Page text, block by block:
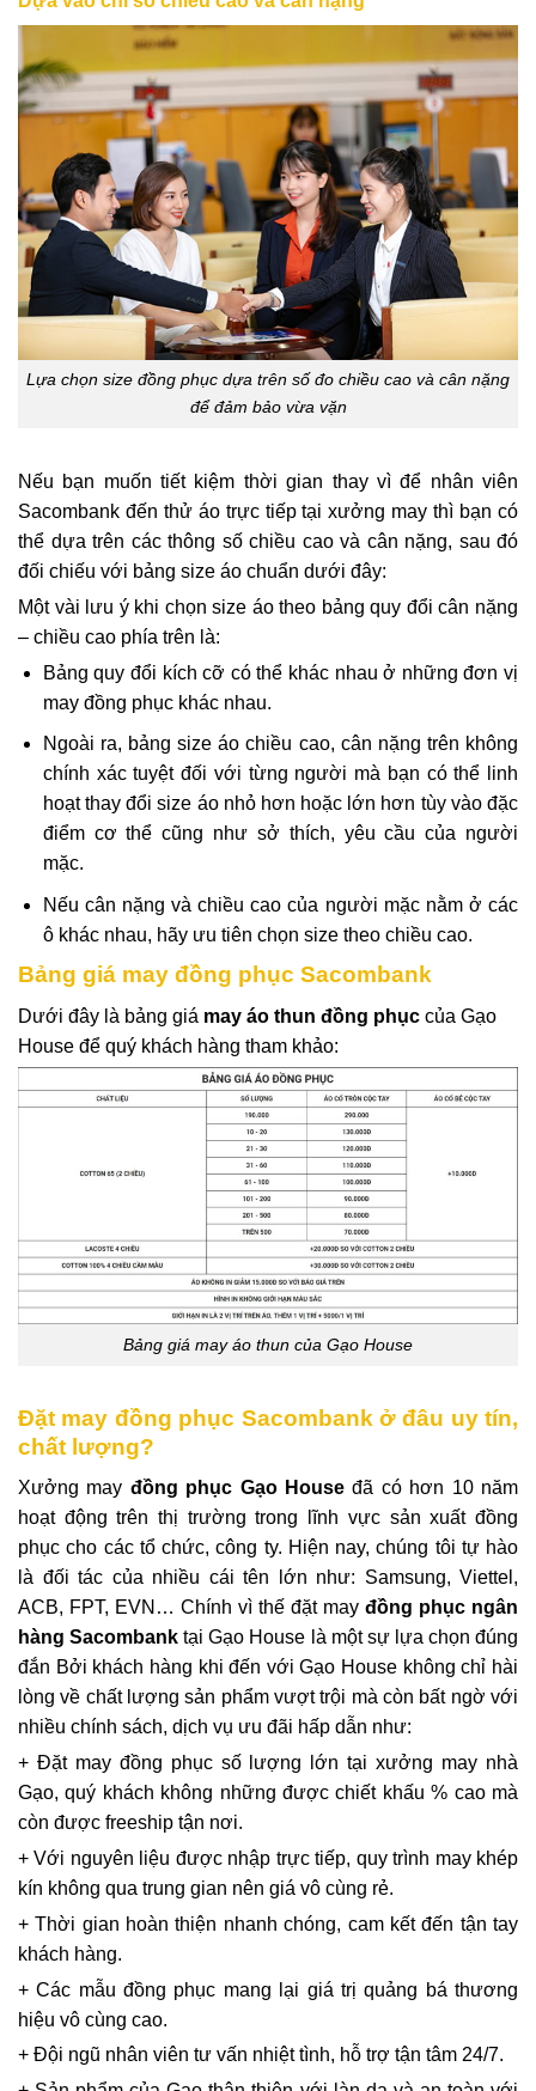
Lựa chọn size đồng phục dựa trên số đo chiều cao và cân nặng
để đảm bảo vừa vặn
Nếu bạn muốn tiết kiệm thời gian thay vì để nhân viên
Sacombank đến thử áo trực tiếp tại xưởng may thì bạn có
thể dựa trên các thông số chiều cao và cân nặng, sau đó
đối chiếu với bảng size áo chuẩn dưới đây:
Một vài lưu ý khi chọn size áo theo bảng quy đổi cân nặng
– chiều cao phía trên là:
Bảng quy đổi kích cỡ có thể khác nhau ở những đơn vị
may đồng phục khác nhau.
Ngoài ra, bảng size áo chiều cao, cân nặng trên không
chính xác tuyệt đối với từng người mà bạn có thể linh
hoạt thay đổi size áo nhỏ hơn hoặc lớn hơn tùy vào đặc
điểm cơ thể cũng như sở thích, yêu cầu của người
mặc.
Nếu cân nặng và chiều cao của người mặc nằm ở các
ô khác nhau, hãy ưu tiên chọn size theo chiều cao.
Bảng giá may đồng phục Sacombank
Dưới đây là bảng giá may áo thun đồng phục của Gạo
House để quý khách hàng tham khảo:
Bảng giá may áo thun của Gạo House
Đặt may đồng phục Sacombank ở đâu uy tín,
chất lượng?
Xưởng may đồng phục Gạo House đã có hơn 10 năm
hoạt động trên thị trường trong lĩnh vực sản xuất đồng
phục cho các tổ chức, công ty. Hiện nay, chúng tôi tự hào
là đối tác của nhiều cái tên lớn như: Samsung, Viettel,
ACB, FPT, EVN… Chính vì thế đặt may đồng phục ngân
hàng Sacombank tại Gạo House là một sự lựa chọn đúng
đắn Bởi khách hàng khi đến với Gạo House không chỉ hài
lòng về chất lượng sản phẩm vượt trội mà còn bất ngờ với
nhiều chính sách, dịch vụ ưu đãi hấp dẫn như:
+ Đặt may đồng phục số lượng lớn tại xưởng may nhà
Gạo, quý khách không những được chiết khấu % cao mà
còn được freeship tận nơi.
+ Với nguyên liệu được nhập trực tiếp, quy trình may khép
kín không qua trung gian nên giá vô cùng rẻ.
+ Thời gian hoàn thiện nhanh chóng, cam kết đến tận tay
khách hàng.
+ Các mẫu đồng phục mang lại giá trị quảng bá thương
hiệu vô cùng cao.
+ Đội ngũ nhân viên tư vấn nhiệt tình, hỗ trợ tận tâm 24/7.